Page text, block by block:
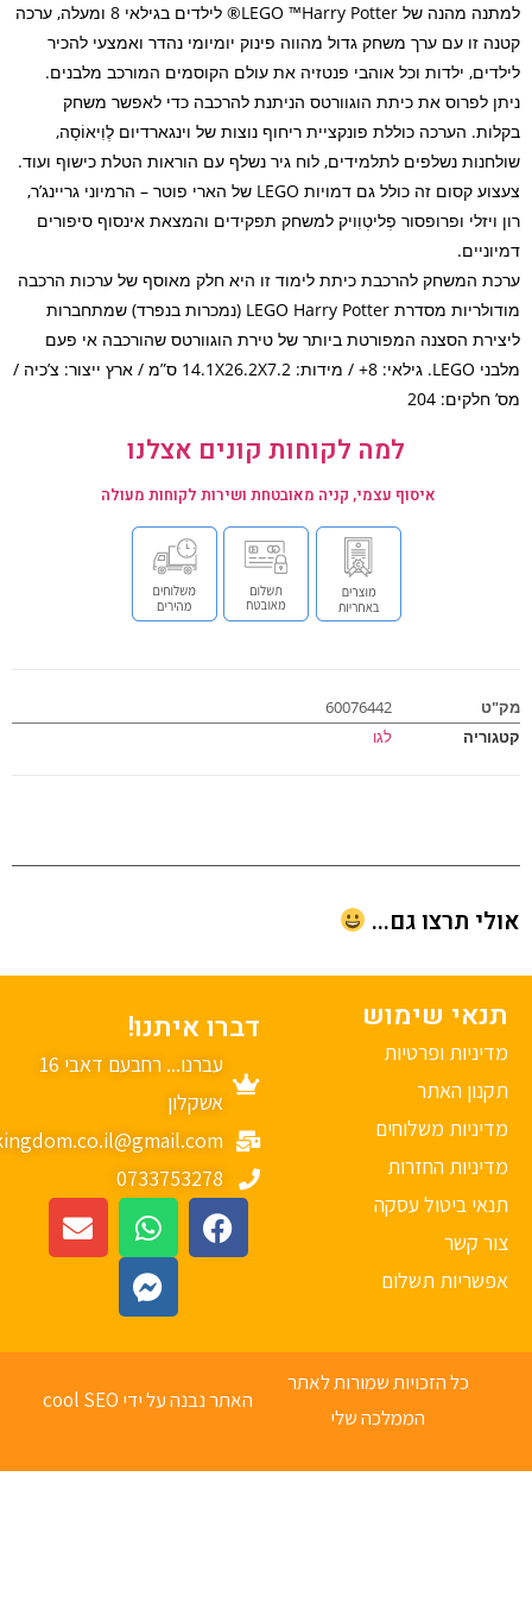
למתנה מהנה של LEGO ™Harry Potter® לילדים בגילאי 8 ומעלה, ערכה
זו עם ערך משחק גדול מהווה פינוק יומיומי נהדר ואמצעי להכיר
ילדות וכל אוהבי פנטזיה את עולם הקוסמים המורכב מלבנים.
לפרוס את כיתת הוגוורטס הניתנת להרכבה כדי לאפשר משחק
הערכה כוללת פונקציית ריחוף נוצות של וינגארדיום לֶוִיאוֹסָה,
נשלפים לתלמידים, לוח גיר נשלף עם הוראות הטלת כישוף ועוד.
צעצוע קסום זה כולל גם דמויות LEGO של הארי פוטר – הרמיוני גריינג’ר,
ויזלי ופרופסור פְליטְוִויק למשחק תפקידים והמצאת אינסוף סיפורים
המשחק להרכבת כיתת לימוד זו היא חלק מאוסף של ערכות הרכבה
מודולריות מסדרת LEGO Harry Potter (נמכרות בנפרד) שמתחברות
הסצנה המפורטת ביותר של טירת הוגוורטס שהורכבה אי פעם
מלבני LEGO. גילאי: 8+ / מידות: 14.1X26.2X7.2 ס”מ / ארץ ייצור: צ’כיה /
204
למה לקוחות קונים אצלנו
איסוף עצמי, קניה מאובטחת ושירות לקוחות מעולה
60076442
תרצו גם...
שימוש
ופרטיות
האתר
משלוחים
החזרות
ביטול עסקה
קשר
תשלום
דברו איתנו!
עברנו... רחבעם דאבי 16
אשקלון
mykingdom.co.il@gmail.com
0733753278
כל הזכויות שמורות לאתר
הממלכה שלי
האתר נבנה על ידי cool SEO